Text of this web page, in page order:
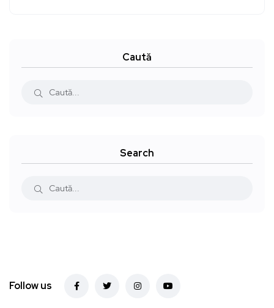
Caută
Search
Follow us